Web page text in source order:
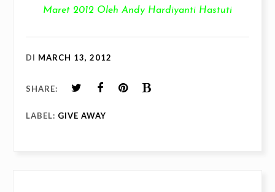
Maret 2012 Oleh Andy Hardiyanti Hastuti
DI MARCH 13, 2012
SHARE:
LABEL: GIVE AWAY